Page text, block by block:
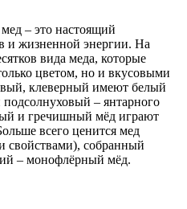
– это настоящий
и жизненной энергии. На
вида меда, которые
цветом, но и вкусовыми
клеверный имеют белый
подсолнуховый – янтарного
и гречишный мёд играют
всего ценится мед
свойствами), собранный
– монофлёрный мёд.